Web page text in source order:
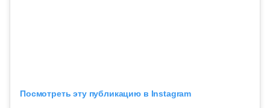
Посмотреть эту публикацию в Instagram